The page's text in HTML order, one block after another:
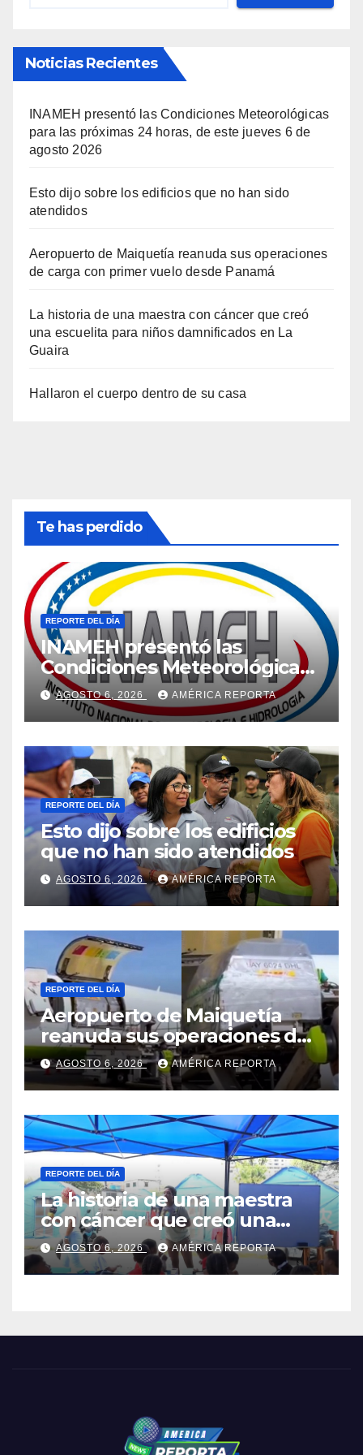
Noticias Recientes
INAMEH presentó las Condiciones Meteorológicas
para las próximas 24 horas, de este jueves 6 de
agosto 2026
Esto dijo sobre los edificios que no han sido
atendidos
Aeropuerto de Maiquetía reanuda sus operaciones
de carga con primer vuelo desde Panamá
La historia de una maestra con cáncer que creó
una escuelita para niños damnificados en La
Guaira
Hallaron el cuerpo dentro de su casa
Te has perdido
REPORTE DEL DÍA
INAMEH presentó las
Condiciones Meteorológicas
para las próximas 24 horas,
de este jueves 6 de agosto
2026
AGOSTO 6, 2026 AMÉRICA REPORTA
REPORTE DEL DÍA
Esto dijo sobre los edificios
que no han sido atendidos
AGOSTO 6, 2026 AMÉRICA REPORTA
REPORTE DEL DÍA
Aeropuerto de Maiquetía
reanuda sus operaciones de
carga con primer vuelo
desde Panamá
AGOSTO 6, 2026 AMÉRICA REPORTA
REPORTE DEL DÍA
La historia de una maestra
con cáncer que creó una
escuelita para niños
damnificados en La Guaira
AGOSTO 6, 2026 AMÉRICA REPORTA